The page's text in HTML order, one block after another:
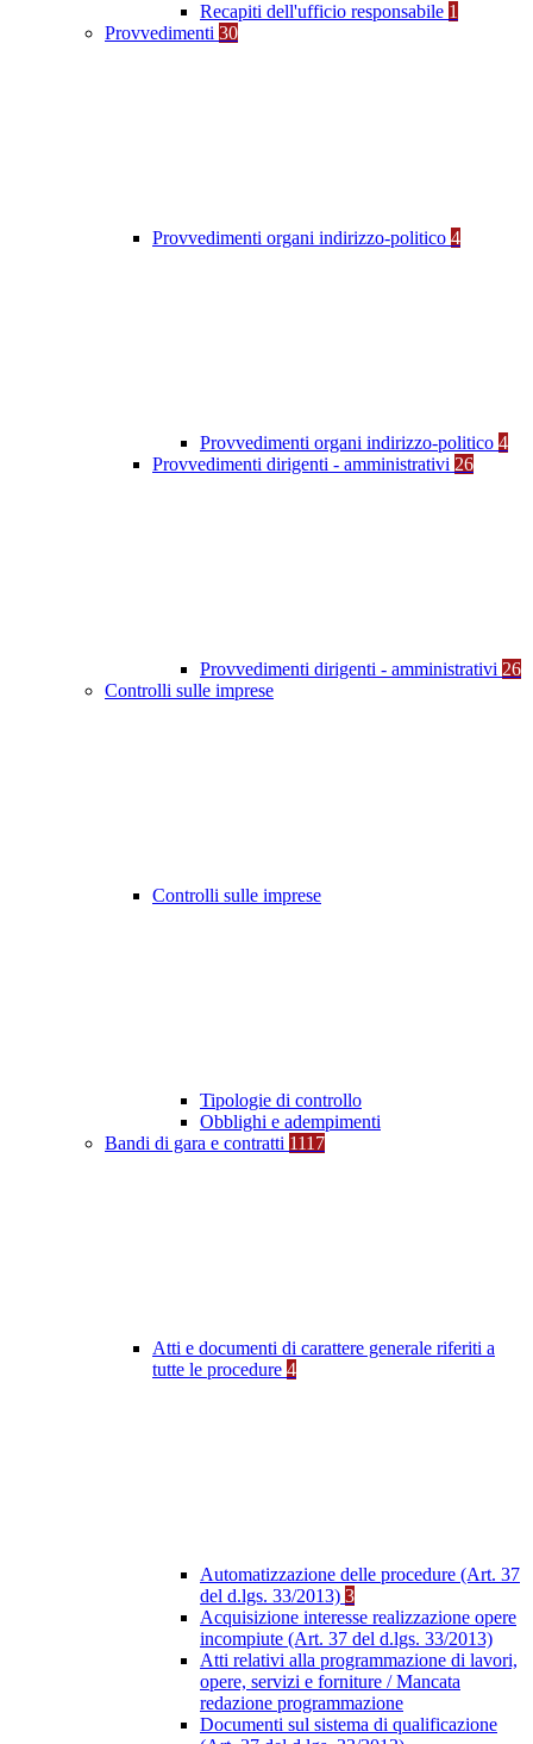
Recapiti dell'ufficio responsabile 1
Provvedimenti 30
Provvedimenti organi indirizzo-politico 4
Provvedimenti organi indirizzo-politico 4
Provvedimenti dirigenti - amministrativi 26
Provvedimenti dirigenti - amministrativi 26
Controlli sulle imprese
Controlli sulle imprese
Tipologie di controllo
Obblighi e adempimenti
Bandi di gara e contratti 1117
Atti e documenti di carattere generale riferiti a
tutte le procedure 4
Automatizzazione delle procedure (Art. 37
del d.lgs. 33/2013) 3
Acquisizione interesse realizzazione opere
incompiute (Art. 37 del d.lgs. 33/2013)
Atti relativi alla programmazione di lavori,
opere, servizi e forniture / Mancata
redazione programmazione
Documenti sul sistema di qualificazione